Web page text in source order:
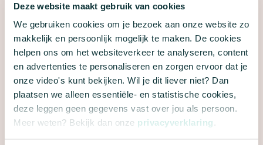
Deze website maakt gebruik van cookies
We gebruiken cookies om je bezoek aan onze website zo
makkelijk en persoonlijk mogelijk te maken. De cookies
helpen ons om het websiteverkeer te analyseren, content
en advertenties te personaliseren en zorgen ervoor dat je
onze video's kunt bekijken. Wil je dit liever niet? Dan
plaatsen we alleen essentiële- en statistische cookies,
deze leggen geen gegevens vast over jou als persoon.
Meer weten? Bekijk dan onze privacyverklaring .
Ja, houd mij per e-mail op de hoogte van
nieuws, acties en andere informatie van Natuur
& Milieu.
Met dit formulier meld je je aan voor e-mailupdates
over de campagne 24 uur voor de stadsnatuur van
Natuur & Milieu. We gaan natuurlijk zorgvuldig om
met je gegevens. Meer hierover lees je in onze